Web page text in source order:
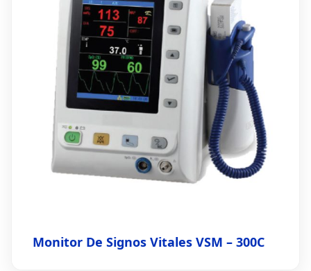
Monitor De Signos Vitales VSM – 300C